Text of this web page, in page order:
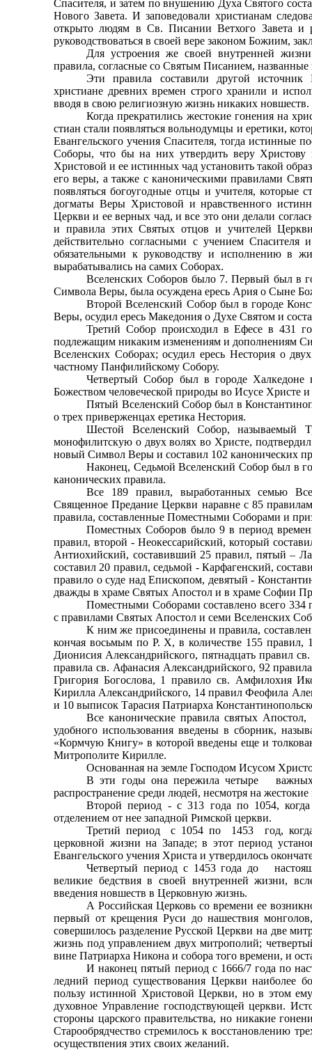
Спасителя, и затем по внушению Духа Святого
Нового Завета. И заповедовали христианам
открыто людям в Св. Писании Ветхого Завета и
руководствоваться в своей вере законом Божиим,
Для устроения же своей внутренней
правила, согласные со Святым Писанием,
Эти правила составили другой источник
христиане древних времен строго хранили и
вводя в свою религиозную жизнь никаких новшеств.
Когда прекратились жестокие гонения на
стиан стали появляться вольнодумцы и еретики,
Евангельского учения Спасителя, тогда истинные
Соборы, что бы на них утвердить веру
Христовой и ее истинных чад установить такой
его веры, а также с каноническими правилами
появляться богоугодные отцы и учителя, кото­рые
догматы Веры Христовой и нравственного
Церкви и ее верных чад, и все это они делали
и правила этих Святых отцов и учителей
действительно согласными с учением
обязательными к руководству и исполнению в
вырабатывались на самих Соборах.
Вселенских Соборов было 7. Первый был в
Сим­вола Веры, была осуждена ересь Ария о Сыне
Второй Вселенский Собор был в городе
Ве­ры, осудил ересь Македония о Духе Святом и
Третий Собор происходил в Ефесе в 431
подлежащим никаким изменениям и дополнениям
Вселенских Соборах; осудил ересь Нестория о
частному Панфилийскому Собору.
Четвертый Собор был в городе
Божеством человеческой природы во Исусе Христе
Пятый Вселенский Собор был в
о трех приверженцах еретика Нестория.
Шестой Вселенский Собор, называемый
монофилитскую о двух волях во Христе, подтвердил
новый Сим­вол Веры и составил 102 канонических
Наконец, Седьмой Вселенский Собор был в
ка­нонических правила.
Все 189 правил, выработанных семью
Священное Предание Церкви наравне с 85
правила, составленные Поместными Соборами и
Поместных Соборов было 9 в период
правил, второй - Неокессарийский, который
Антиохийский, составив­ший 25 правил, пятый –
составил 20 правил, седь­мой - Карфагенский,
правило о суде над Епис­копом, девятый -
дважды в храме Свя­тых Апостол и в храме Софии
Поместными Соборами составлено всего
с правилами Святых Апостол и семи Вселенских
К ним же присоединены и правила,
кончая восьмым по Р. X, в количестве 155
Дионисия Александрийского, пятнадцать правил
правила св. Афанасия Александрийского, 92
Григория Богослова, 1 правило св. Амфилохия
Кирилла Александрийского, 14 правил Феофила
и 10 выписок Тарасия Патриарха
Все канонические правила святых
удобного использования введены в сборник,
«Кормчую Книгу» в которой введены еще и
Митрополите Кирилле.
Основанная на земле Господом Исусом
В эти годы она пережила четыре важных
распространение среди людей, несмотря на жестокие
Второй период - с 313 года по 1054, когда
отделением от нее западной Римской церкви.
Третий период с 1054 по 1453 год,
церковной жизни на Западе; в этот период
Евангельского учения Христа и утвердилось
Четвертый период с 1453 года до
великие бедствия в своей внутренней жизни,
введения новшеств в Церковную жизнь.
А Российская Церковь со времени ее
первый от крещения Руси до нашествия
совершилось разделение Русской Церкви на две
жизнь под управлением двух митрополий;
вине Патриарха Никона и собора того времени, и
И наконец пятый период с 1666/7 года по
ледний период существования Церкви наиболее
пользу истинной Христовой Церкви, но в этом
духовное Управление господствующей церкви.
стороны царского правительства, но никакие
Старообрядчество стремилось к восстановлению
осуществпения этих своих желаний.